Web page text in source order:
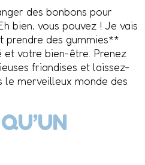
des bonbons pour
bien, vous pouvez ! Je vais
prendre des gummies**
votre bien-être. Prenez
friandises et laissez-
le merveilleux monde des